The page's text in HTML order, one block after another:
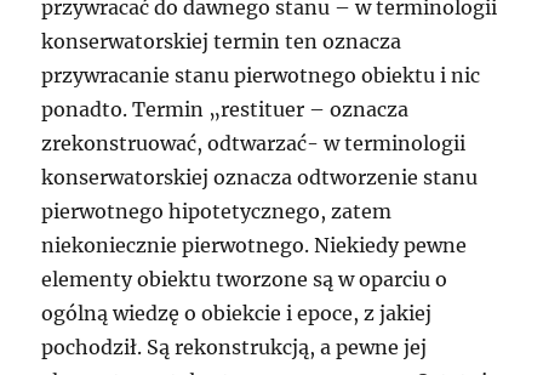
przywracać do dawnego stanu – w terminologii
konserwatorskiej termin ten oznacza
przywracanie stanu pierwotnego obiektu i nic
ponadto. Termin „restituer – oznacza
zrekonstruować, odtwarzać- w terminologii
konserwatorskiej oznacza odtworzenie stanu
pierwotnego hipotetycznego, zatem
niekoniecznie pierwotnego. Niekiedy pewne
elementy obiektu tworzone są w oparciu o
ogólną wiedzę o obiekcie i epoce, z jakiej
pochodził. Są rekonstrukcją, a pewne jej